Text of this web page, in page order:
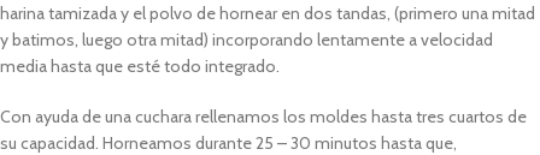
harina tamizada y el polvo de hornear en dos tandas, (primero una mitad
y batimos, luego otra mitad) incorporando lentamente a velocidad
media hasta que esté todo integrado.
Con ayuda de una cuchara rellenamos los moldes hasta tres cuartos de
su capacidad. Horneamos durante 25 – 30 minutos hasta que,